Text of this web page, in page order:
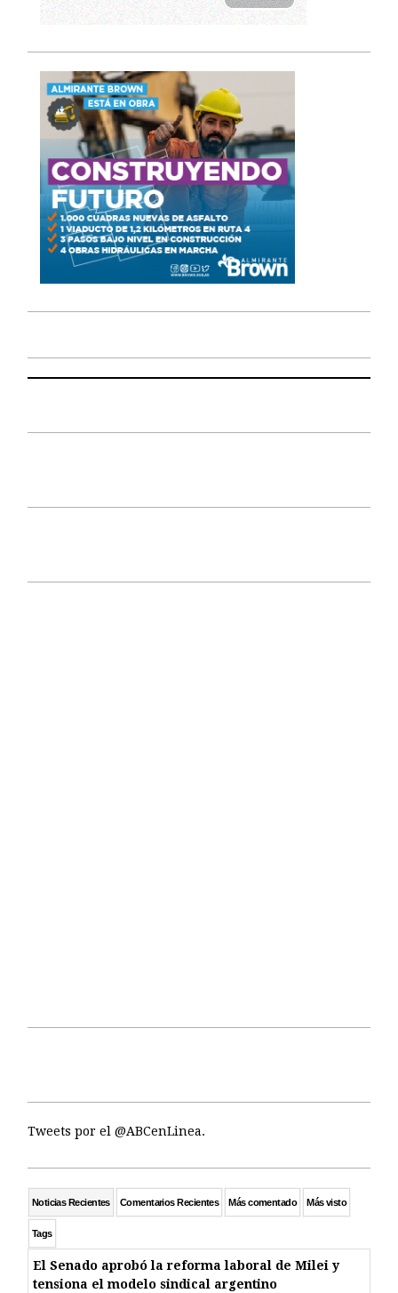
Tweets por el @ABCenLinea.
Noticias Recientes Comentarios Recientes Más comentado Más visto
Tags
El Senado aprobó la reforma laboral de Milei y
tensiona el modelo sindical argentino